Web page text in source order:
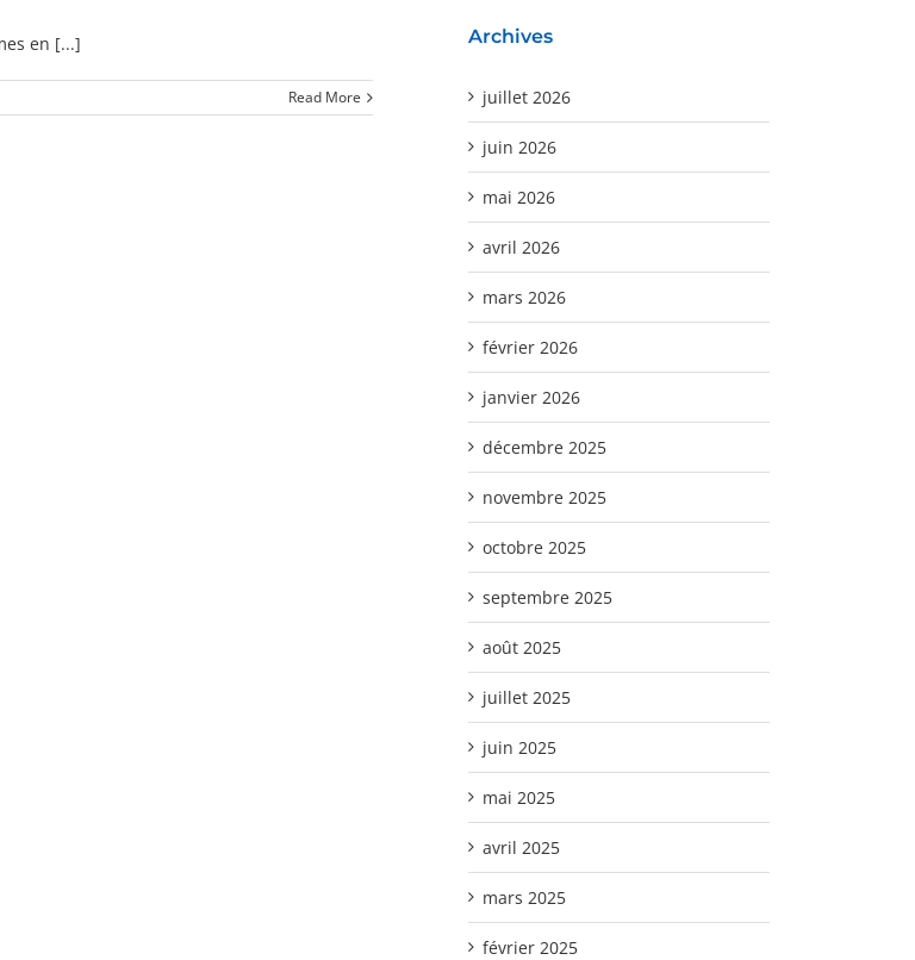
en [...]
Read More
Archives
juillet 2026
juin 2026
mai 2026
avril 2026
mars 2026
février 2026
janvier 2026
décembre 2025
novembre 2025
octobre 2025
septembre 2025
août 2025
juillet 2025
juin 2025
mai 2025
avril 2025
mars 2025
février 2025